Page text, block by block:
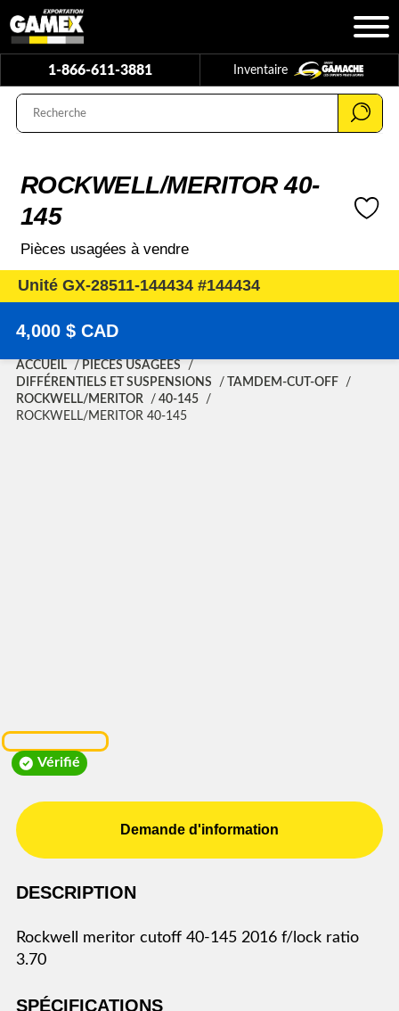
1-866-611-3881 Inventaire
ROCKWELL/MERITOR 40-
145
Pièces usagées à vendre
Unité GX-28511-144434 #144434
4,000 $ CAD
ACCUEIL
PIÈCES USAGÉES
DIFFÉRENTIELS ET SUSPENSIONS
TAMDEM-CUT-OFF
ROCKWELL/MERITOR
40-145
ROCKWELL/MERITOR 40-145
Vérifié
Demande d'information
DESCRIPTION
rockwell meritor cutoff 40-145 2016 f/lock ratio
3.70
SPÉCIFICATIONS